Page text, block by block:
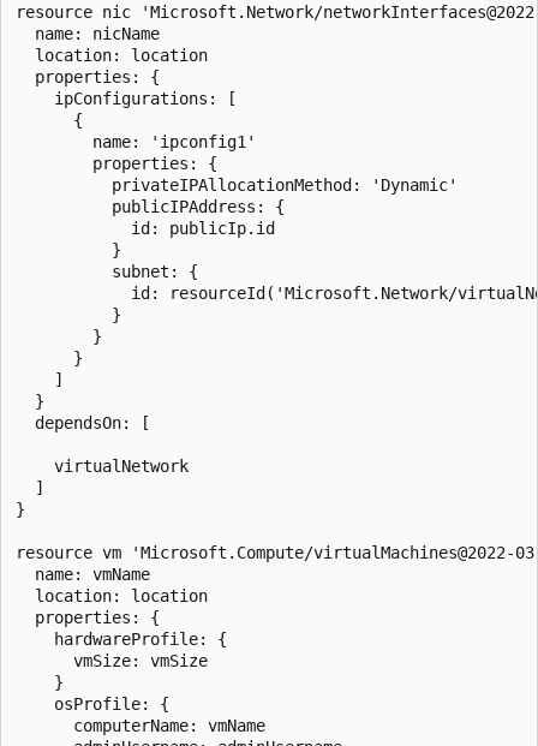
resource nic 'Microsoft.Network/
  name: nicName
  location: location
  properties: {
    ipConfigurations: [
      {
        name: 'ipconfig1'
        properties: {
          privateIPAllocationMethod: 'Dynamic'
          publicIPAddress: {
            id: publicIp.id
          }
          subnet: {
id: resourceId('Microsoft.Network/
          }
        }
      }
    ]
  }
  dependsOn: [
    virtualNetwork
  ]
}
resource vm 'Microsoft.Compute/virtualMachines@2022-
  name: vmName
  location: location
  properties: {
    hardwareProfile: {
      vmSize: vmSize
    }
    osProfile: {
      computerName: vmName